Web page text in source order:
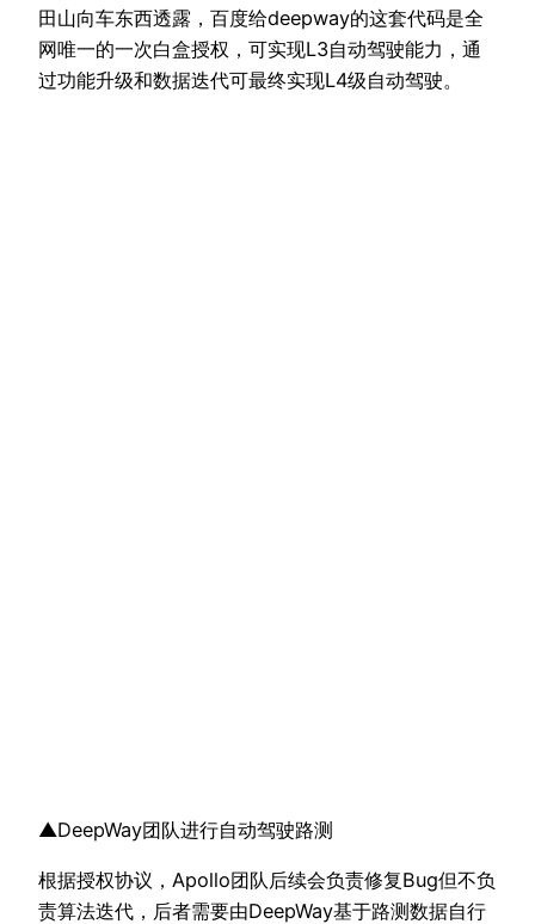
田山向车东西透露，百度给deepway的这套代码是全
网唯一的一次白盒授权，可实现L3自动驾驶能力，通
过功能升级和数据迭代可最终实现L4级自动驾驶。
▲DeepWay团队进行自动驾驶路测
根据授权协议，Apollo团队后续会负责修复Bug但不负
责算法迭代，后者需要由DeepWay基于路测数据自行